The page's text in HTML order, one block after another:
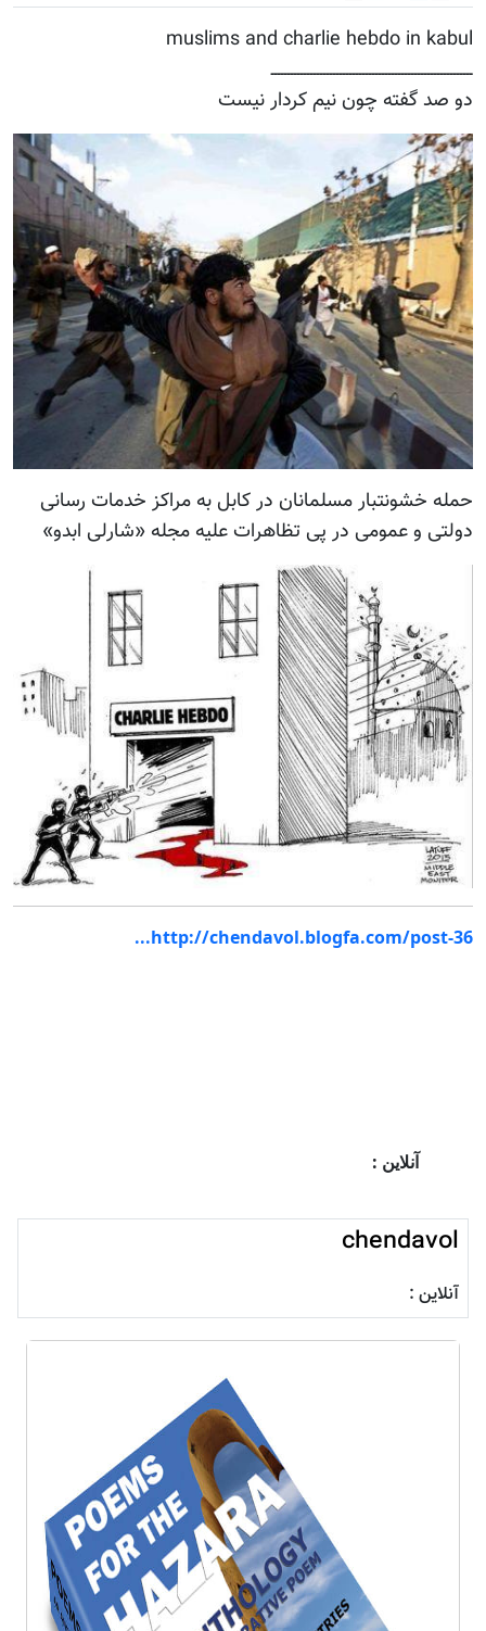
muslims and charlie hebdo in kabul
ــــــــــــــــــــــــــــــــــــــــــــــــــــــــــــــ
دو صد گفته چون نیم کردار نیست
حمله خشونتبار مسلمانان در کابل به مراکز خدمات رسانی
دولتی و عمومی در پی تظاهرات علیه مجله «شارلی ابدو»
آنلاین :
http://chendavol.blogfa.com/post-36...
chendavol
آنلاین :